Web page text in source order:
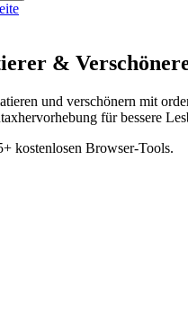
&
und verschönern mit
für bessere
kostenlosen Browser-Tools.